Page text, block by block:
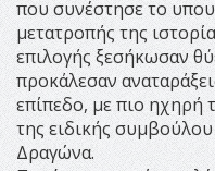
που συνέστησε το
μετατροπής της
επιλογής ξεσήκωσαν
προκάλεσαν
επίπεδο, με πιο
της ειδικής
Δραγώνα.